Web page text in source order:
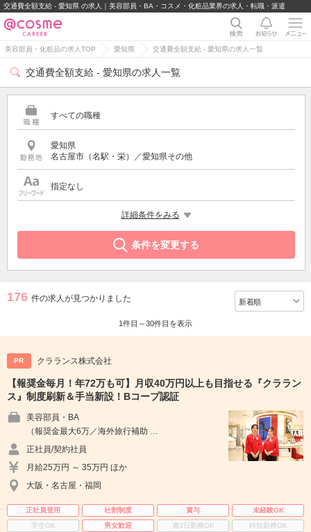
交通費全額支給 - 愛知県 の求人｜美容部員・BA・コスメ・化粧品業界の求人・転職・派遣
美容部員・化粧品の求人TOP 愛知県 交通費全額支給 - 愛知県の求人一覧
交通費全額支給 - 愛知県の求人一覧
すべての職種
愛知県
名古屋市（名駅・栄）／愛知県その他
指定なし
詳細条件をみる
条件を変更する
176 件の求人が見つかりました
1件目～30件目を表示
PR クラランス株式会社
【報奨金毎月！年72万も可】月収40万円以上も目指せる『クララン
ス』制度刷新＆手当新設！Bコープ認証
美容部員・BA
（報奨金最大6万／海外旅行補助 …
正社員/契約社員
月給25万円 ～ 35万円 ほか
大阪・名古屋・福岡
正社員登用 社割制度 賞与
未経験OK
学生OK
男女歓迎 週3日勤務OK
時短勤務OK